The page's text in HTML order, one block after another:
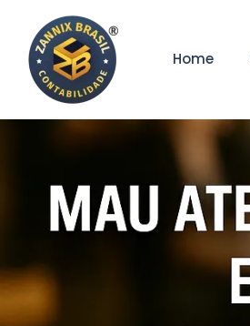
Home